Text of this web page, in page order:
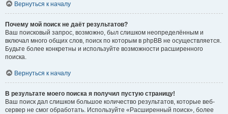
Вернуться к началу
Почему мой поиск не даёт результатов?
Ваш поисковый запрос, возможно, был слишком неопределённым и
включал много общих слов, поиск по которым в phpBB не осуществляется.
Будьте более конкретны и используйте возможности расширенного
поиска.
Вернуться к началу
В результате моего поиска я получил пустую страницу!
Ваш поиск дал слишком большое количество результатов, которые веб-
сервер не смог обработать. Используйте «Расширенный поиск», более